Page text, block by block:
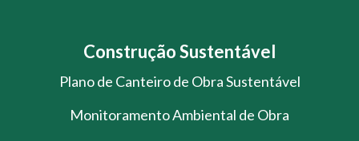
Construção Sustentável
Plano de Canteiro de Obra Sustentável
Monitoramento Ambiental de Obra